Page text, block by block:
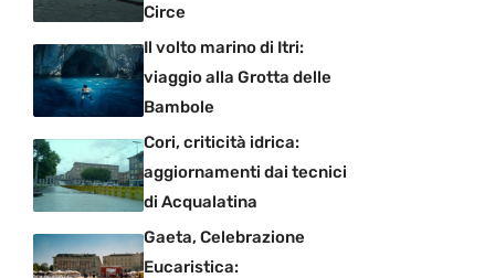
Circe
Il volto marino di Itri:
viaggio alla Grotta delle
Bambole
Cori, criticità idrica:
aggiornamenti dai tecnici
di Acqualatina
Gaeta, Celebrazione
Eucaristica: